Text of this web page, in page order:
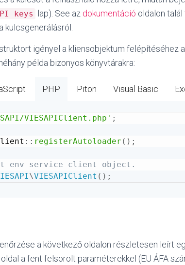
keys lap). See az dokumentáció oldalon
igényel a kliensobjektum felépítéséhez
példa bizonyos könyvtárakra:
PHP Piton Visual Basic
VIESAPIClient.php' ;
:: registerAutoloader ( ) ;
env service client object.
\VIESAPIClient ( ) ;
a következő oldalon részletesen leírt
oldal a fent felsorolt paraméterekkel (EU ÁFA